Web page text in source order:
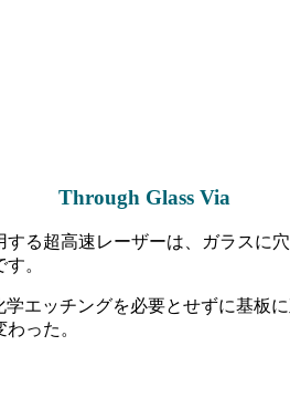
Through Glass Via
る超高速レーザーは、ガラスに
。
学エッチングを必要とせずに基板
った。